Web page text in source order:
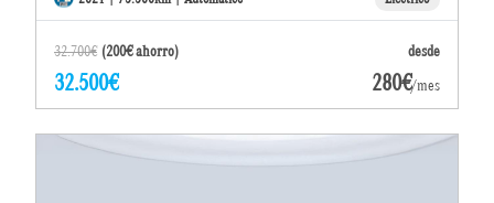
32.700€ (200€ ahorro) desde
32.500€ 280€/mes